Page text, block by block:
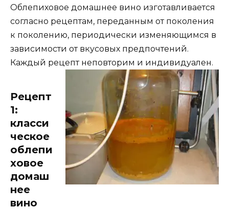
Облепиховое домашнее вино изготавливается
согласно рецептам, переданным от поколения
к поколению, периодически изменяющимся в
зависимости от вкусовых предпочтений.
Каждый рецепт неповторим и индивидуален.
Рецепт
1:
класси
ческое
облепи
ховое
домаш
нее
вино